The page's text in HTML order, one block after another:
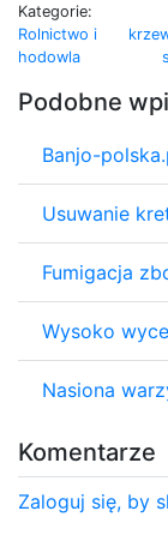
Kategorie:
Rolnictwo i
hodowla
Podobne
Banjo-
Usuwanie
Fumigacja
Wysoko
Nasiona
Komentarze
Zaloguj się, by